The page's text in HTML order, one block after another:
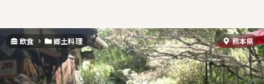
飲食 郷土料理 熊本県